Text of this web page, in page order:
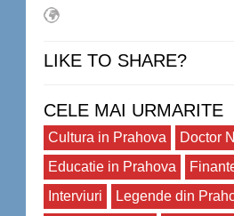
LIKE TO SHARE?
CELE MAI URMARITE
Cultura in Prahova
Doctor
Educatie in Prahova
Interviuri
Legende din